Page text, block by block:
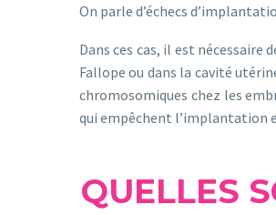
On parle d’échecs
Dans ces cas, il est
Fallope ou dans la cavité
chromosomiques chez les
qui empêchent l’implantation
QUELLES